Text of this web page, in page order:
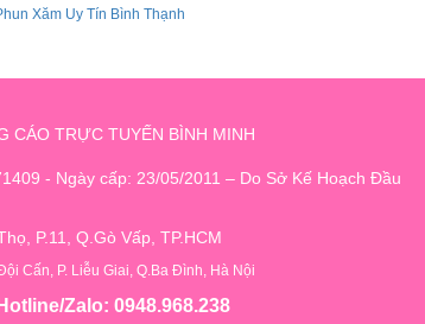
Xăm Uy Tín Bình Thạnh
CÁO TRỰC TUYẾN BÌNH MINH
- Ngày cấp: 23/05/2011 – Do Sở Kế Hoạch Đầu
P.11, Q.Gò Vấp, TP.HCM
Cấn, P. Liễu Giai, Q.Ba Đình, Hà Nội
Zalo: 0948.968.238